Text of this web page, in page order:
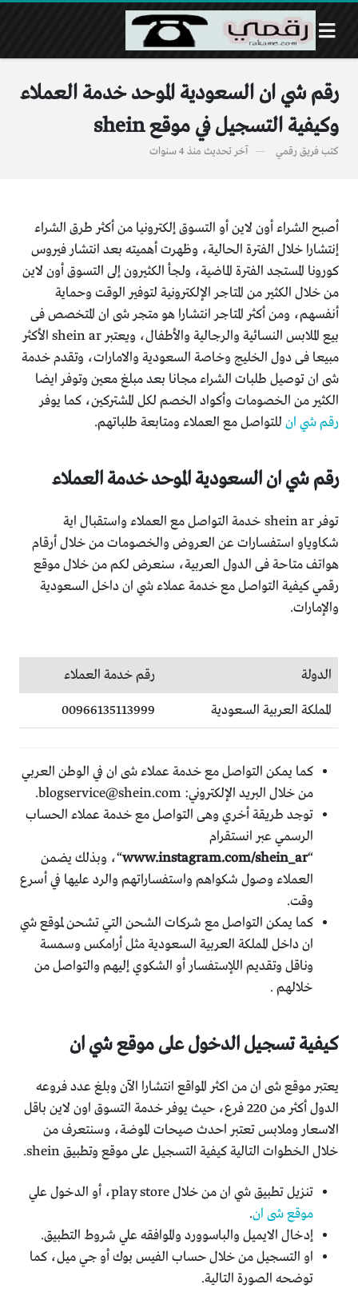
رقم شي ان السعودية الموحد خدمة العملاء
وكيفية التسجيل في موقع shein
كتب فريق رقمي آخر تحديث منذ 4 سنوات
أصبح الشراء أون لاين أو التسوق إلكترونيا من أكثر طرق الشراء
إنتشارا خلال الفترة الحالية، وظهرت أهميته بعد انتشار فيروس
كورونا المستجد الفترة الماضية، ولجأ الكثيرون إلى التسوق أون لاين
من خلال الكثير من المتاجر الإلكترونية لتوفير الوقت وحماية
أنفسهم، ومن أكثر المتاجر انتشارا هو متجر شى ان المتخصص فى
بيع الملابس النسائية والرجالية والأطفال، ويعتبر shein ar الأكثر
مبيعا فى دول الخليج وخاصة السعودية والامارات، وتقدم خدمة
شى ان توصيل طلبات الشراء مجانا بعد مبلغ معين وتوفر ايضا
الكثير من الخصومات وأكواد الخصم لكل المشتركين، كما يوفر
رقم شي انللتواصل مع العملاء ومتابعة طلباتهم.
رقم شي ان السعودية الموحد خدمة العملاء
توفر shein ar خدمة التواصل مع العملاء واستقبال اية
شكاوياو استفسارات عن العروض والخصومات من خلال أرقام
هواتف متاحة فى الدول العربية، سنعرض لكم من خلال موقع
رقمي كيفية التواصل مع خدمة عملاء شي ان داخل السعودية
والإمارات.
الدولة رقم خدمة العملاء
المملكة العربية السعودية 00966135113999
كما يمكن التواصل مع خدمة عملاء شى ان في الوطن العربي
من خلال البريد الإلكتروني: blogservice@shein.com
.
توجد طريقة أخري وهى التواصل مع خدمة عملاء الحساب
الرسمي عبر انستقرام
“
www.instagram.com/shein_ar“، وبذلك يضمن
العملاء وصول شكواهم واستفساراتهم والرد عليها في أسرع
وقت.
كما يمكن التواصل مع شركات الشحن التي تشحن لموقع شي
ان داخل المملكة العربية السعودية مثل أرامكس وسمسة
وناقل وتقديم اللإستفسار أو الشكوي إليهم والتواصل من
خلالهم .
كيفية تسجيل الدخول على موقع شي ان
يعتبر موقع شى ان من اكثر المواقع انتشارا الآن وبلغ عدد فروعه
الدول أكثر من 220 فرع، حيث يوفر خدمة التسوق اون لاين باقل
الاسعار وملابس تعتبر احدث صيحات الموضة، وسنتعرف من
خلال الخطوات التالية كيفية التسجيل على موقع وتطبيق shein.
تنزيل تطبيق شي ان من خلال play store، أو الدخول علي
موقع شى ان.
إدخال الايميل والباسوورد والموافقه علي شروط التطبيق.
او التسجيل من خلال حساب الفيس بوك أو جي ميل، كما
توضحه الصورة التالية.